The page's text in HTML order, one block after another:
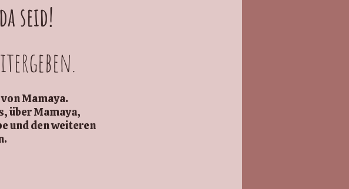
seid!
Mamaya.
über Mamaya,
und den weiteren